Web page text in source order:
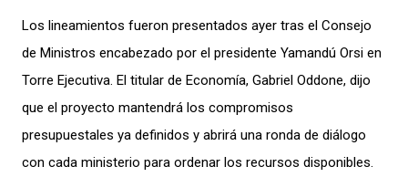
Los lineamientos fueron presentados ayer tras el Consejo
de Ministros encabezado por el presidente Yamandú Orsi en
Torre Ejecutiva. El titular de Economía, Gabriel Oddone, dijo
que el proyecto mantendrá los compromisos
presupuestales ya definidos y abrirá una ronda de diálogo
con cada ministerio para ordenar los recursos disponibles.